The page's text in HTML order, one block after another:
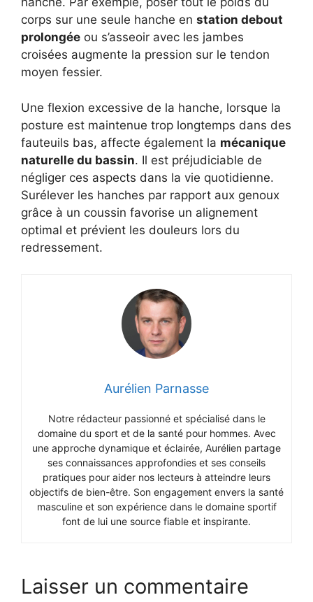
corps sur une seule hanche en station debout
prolongée ou s’asseoir avec les jambes
croisées augmente la pression sur le tendon
moyen fessier.
Une flexion excessive de la hanche, lorsque la
posture est maintenue trop longtemps dans des
fauteuils bas, affecte également la mécanique
naturelle du bassin. Il est préjudiciable de
négliger ces aspects dans la vie quotidienne.
Surélever les hanches par rapport aux genoux
grâce à un coussin favorise un alignement
optimal et prévient les douleurs lors du
redressement.
Aurélien Parnasse
Notre rédacteur passionné et spécialisé dans le
domaine du sport et de la santé pour hommes. Avec
une approche dynamique et éclairée, Aurélien partage
ses connaissances approfondies et ses conseils
pratiques pour aider nos lecteurs à atteindre leurs
objectifs de bien-être. Son engagement envers la santé
masculine et son expérience dans le domaine sportif
font de lui une source fiable et inspirante.
Laisser un commentaire